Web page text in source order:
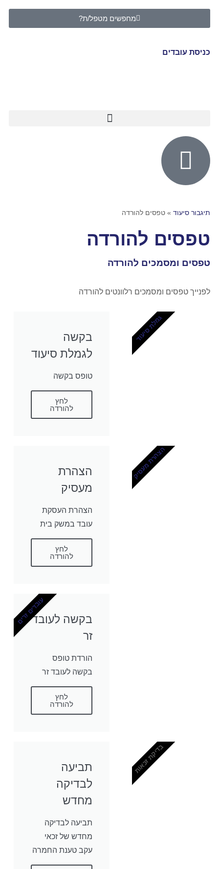
מחפשים מטפל/ת?
כניסת עובדים
תיגבור סיעוד » טפסים להורדה
טפסים להורדה
טפסים ומסמכים להורדה
לפנייך טפסים ומסמכים רלוונטים להורדה
בקשה
לגמלת סיעוד
טופס בקשה
לחץ
להורדה
גמלת סיעוד
הצהרת
מעסיק
הצהרת העסקת
עובד במשק בית
לחץ
להורדה
הצהרת מעסיק
בקשה לעובד
זר
הורדת טופס
בקשה לעובד זר
לחץ
להורדה
עובדים זרים
תביעה
לבדיקה
מחדש
תביעה לבדיקה
מחדש של זכאי
עקב טענת החמרה
בדיקת זכאות